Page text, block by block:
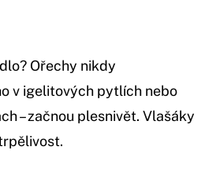
Ořechy nikdy
v igelitových pytlích nebo
– začnou plesnivět. Vlašáky